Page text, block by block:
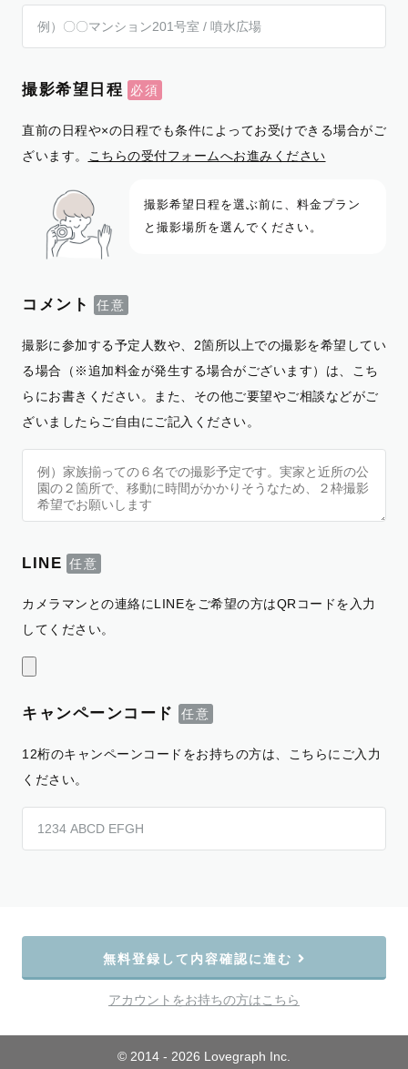
撮影希望日程
直前の日程や×の日程でも条件によってお受けできる場合がご
ざいます。
こちらの受付フォームへお進みください
撮影希望日程を選ぶ前に、料金プラン
と撮影場所を選んでください。
コメント
撮影に参加する予定人数や、2箇所以上での撮影を希望してい
る場合（※追加料金が発生する場合がございます）は、こち
らにお書きください。また、その他ご要望やご相談などがご
ざいましたらご自由にご記入ください。
LINE
カメラマンとの連絡にLINEをご希望の方はQRコードを入力
してください。
キャンペーンコード
12桁のキャンペーンコードをお持ちの方は、こちらにご入力
ください。
無料登録して内容確認に進む
アカウントをお持ちの方はこちら
© 2014 - 2026 Lovegraph Inc.